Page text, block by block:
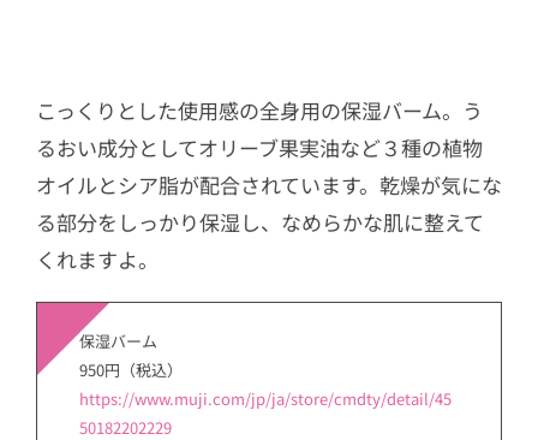
こっくりとした使用感の全身用の保湿バーム。う
るおい成分としてオリーブ果実油など３種の植物
オイルとシア脂が配合されています。乾燥が気にな
る部分をしっかり保湿し、なめらかな肌に整えて
くれますよ。
保湿バーム
950円（税込）
https://www.muji.com/jp/ja/store/cmdty/detail/45
50182202229